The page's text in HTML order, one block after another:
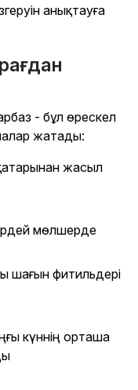
анықтауға
- бұл өрескел
жатады:
жасыл
мөлшерде
шағын фитильдері
күннің орташа